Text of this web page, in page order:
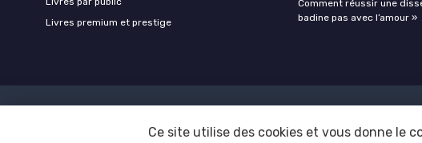
Livres premium et prestige
Comment réussir une
badine pas avec l’amour »
Ce site utilise des cookies et vous donne le